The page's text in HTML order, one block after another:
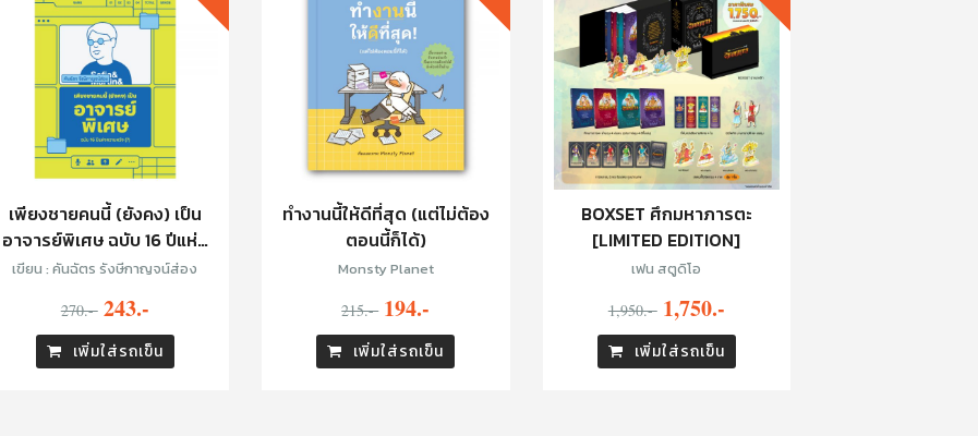
เพียงชายคนนี้ (ยังคง) เป็น
อาจารย์พิเศษ ฉบับ 16 ปีแห่ง
ความหวัง (?)
เขียน : คันฉัตร รังษีกาญจน์ส่อง
270.- 243.-
เพิ่มใส่รถเข็น
ทำงานนี้ให้ดีที่สุด (แต่ไม่ต้อง
ตอนนี้ก็ได้)
Monsty Planet
215.- 194.-
เพิ่มใส่รถเข็น
BOXSET ศึกมหาภารตะ
[LIMITED EDITION]
เฟน สตูดิโอ
1,950.- 1,750.-
เพิ่มใส่รถเข็น